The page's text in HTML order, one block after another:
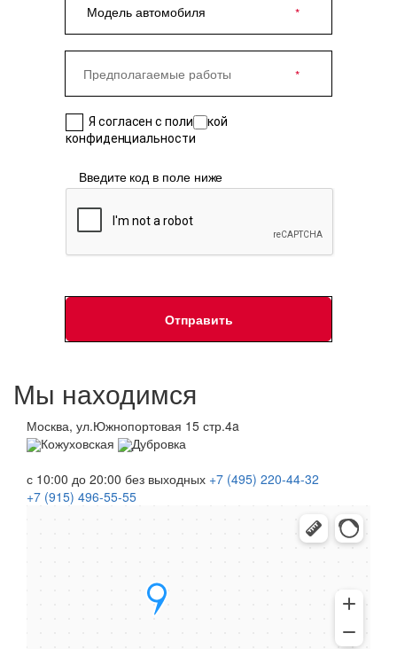
Я согласен с политикой
конфиденциальности
Введите код в поле ниже
Мы находимся
Москва, ул.Южнопортовая 15 стр.4a
Кожуховская
Дубровка
с 10:00 до 20:00 без выходных +7 (495) 220-44-32
+7 (915) 496-55-55